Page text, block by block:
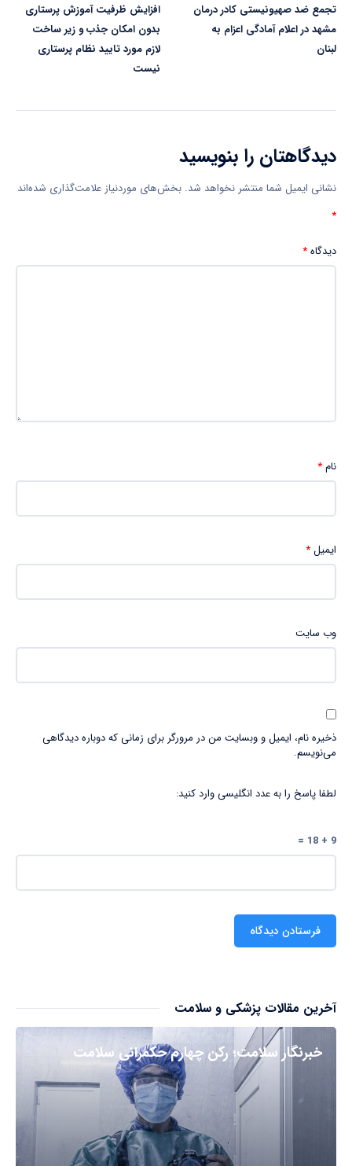
تجمع ضد صهیونیستی کادر درمان
مشهد در اعلام آمادگی اعزام به
لبنان
افزایش ظرفیت آموزش پرستاری
بدون امکان جذب و زیر ساخت
لازم مورد تایید نظام پرستاری
نیست
دیدگاهتان را بنویسید
نشانی ایمیل شما منتشر نخواهد شد. بخش‌های موردنیاز علامت‌گذاری شده‌اند
*
دیدگاه*
نام*
ایمیل*
وب‌ سایت
ذخیره نام، ایمیل و وبسایت من در مرورگر برای زمانی که دوباره دیدگاهی
می‌نویسم.
لطفا پاسخ را به عدد انگلیسی وارد کنید:
9 + 18 =
آخرین مقالات پزشکی و سلامت
خبرنگار سلامت؛ رکن چهارم حکمرانی سلامت